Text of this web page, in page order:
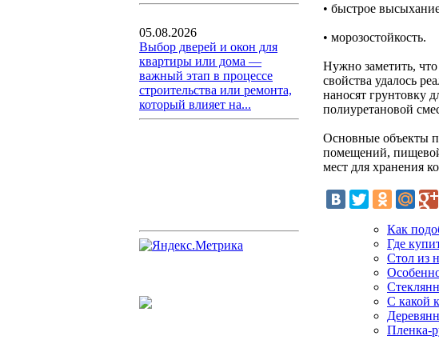
05.08.2026
Выбор дверей и окон для
квартиры или дома —
важный этап в процессе
строительства или ремонта,
который влияет на...
• быстрое
• морозостойкость.
Нужно заметить,
свойства удалось
наносят грунтовку
полиуретановой
Основные объекты
помещений, пищевой
мест для хранения
Как
Где
Стол из
С какой
Пленка-